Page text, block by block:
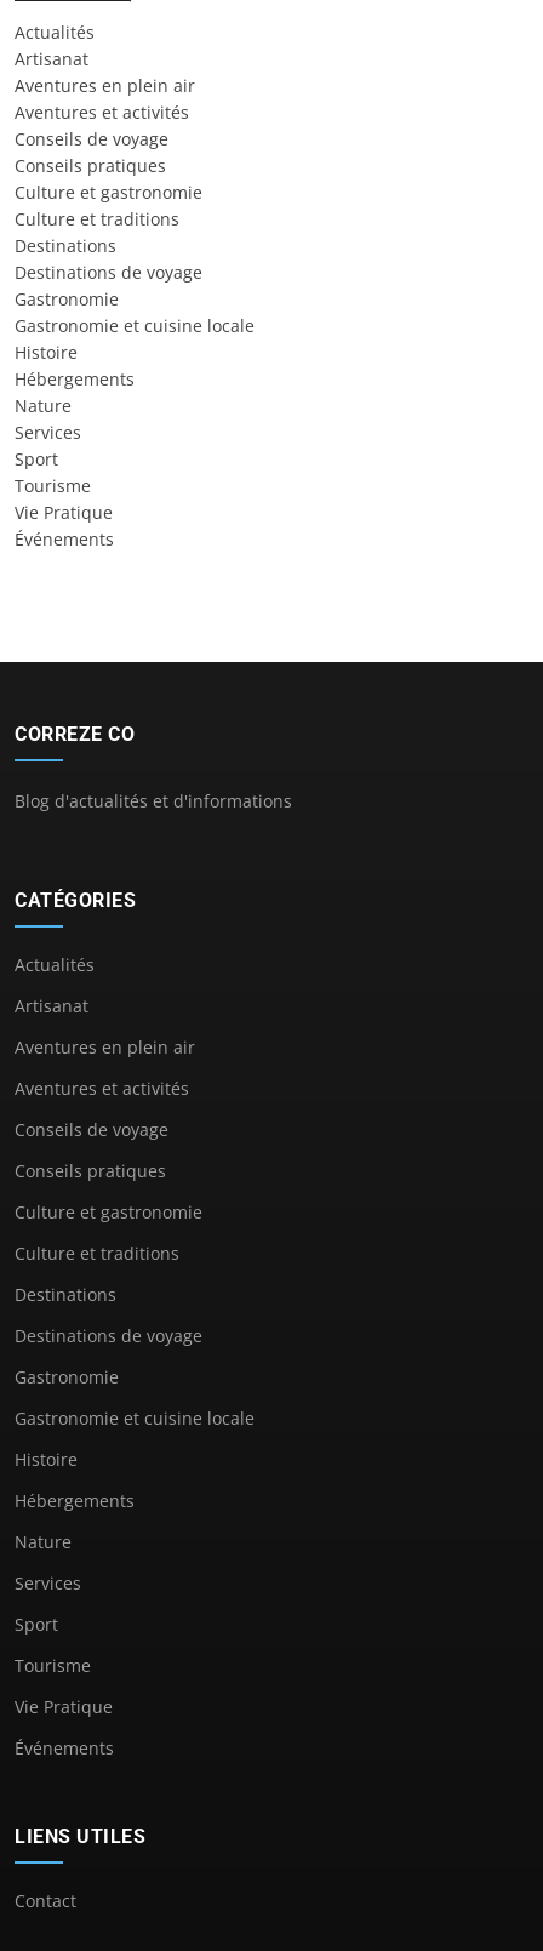
Actualités
Artisanat
Aventures en plein air
Aventures et activités
Conseils de voyage
Conseils pratiques
Culture et gastronomie
Culture et traditions
Destinations
Destinations de voyage
Gastronomie
Gastronomie et cuisine locale
Histoire
Hébergements
Nature
Services
Sport
Tourisme
Vie Pratique
Événements
CORREZE CO
Blog d'actualités et d'informations
CATÉGORIES
Actualités
Artisanat
Aventures en plein air
Aventures et activités
Conseils de voyage
Conseils pratiques
Culture et gastronomie
Culture et traditions
Destinations
Destinations de voyage
Gastronomie
Gastronomie et cuisine locale
Histoire
Hébergements
Nature
Services
Sport
Tourisme
Vie Pratique
Événements
LIENS UTILES
Contact